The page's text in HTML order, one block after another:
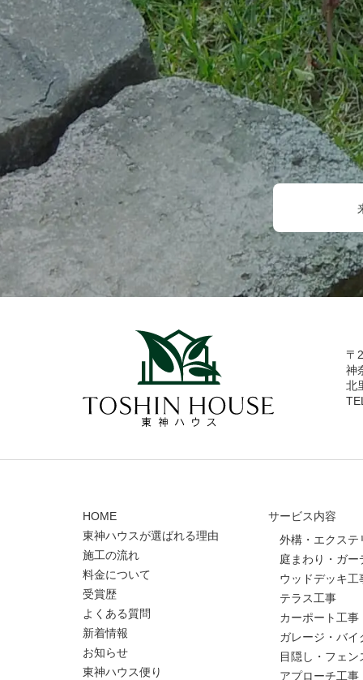
〒
神
北
HOME
東神ハウスが選ばれる理由
施工の流れ
料金について
受賞歴
よくある質問
新着情報
お知らせ
東神ハウス便り
サービス内容
外構・エクステ
庭まわり・ガー
ウッドデッキ工
テラス工事
カーポート工事
ガレージ・バイ
目隠し・フェン
アプローチ工事